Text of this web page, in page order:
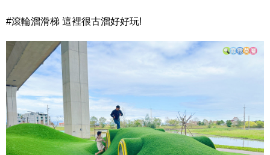
#滾輪溜滑梯 這裡很古溜好好玩!